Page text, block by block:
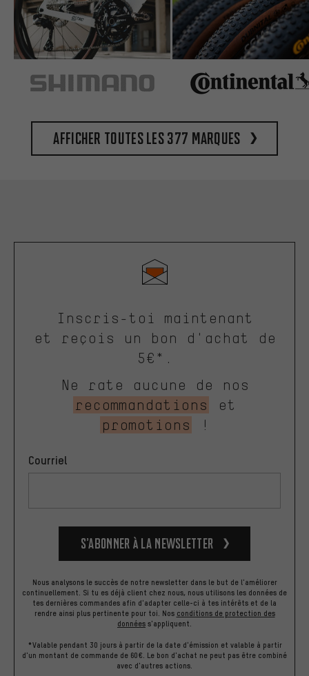
Afficher toutes les 377 marques
Inscris-toi maintenant
et reçois un bon d'achat de
5€*.
Ne rate aucune de nos
recommandations
et
promotions
!
Courriel
S’abonner à la newsletter
Nous analysons le succès de notre newsletter dans le but de l'améliorer
continuellement. Si tu es déjà client chez nous, nous utilisons les données de
tes dernières commandes afin d'adapter celle-ci à tes intérêts et de la
rendre ainsi plus pertinente pour toi. Nos conditions de protection des
données s'appliquent.
*Valable pendant 30 jours à partir de la date d'émission et valable à partir
d'un montant de commande de 60€. Le bon d'achat ne peut pas être combiné
avec d'autres actions.